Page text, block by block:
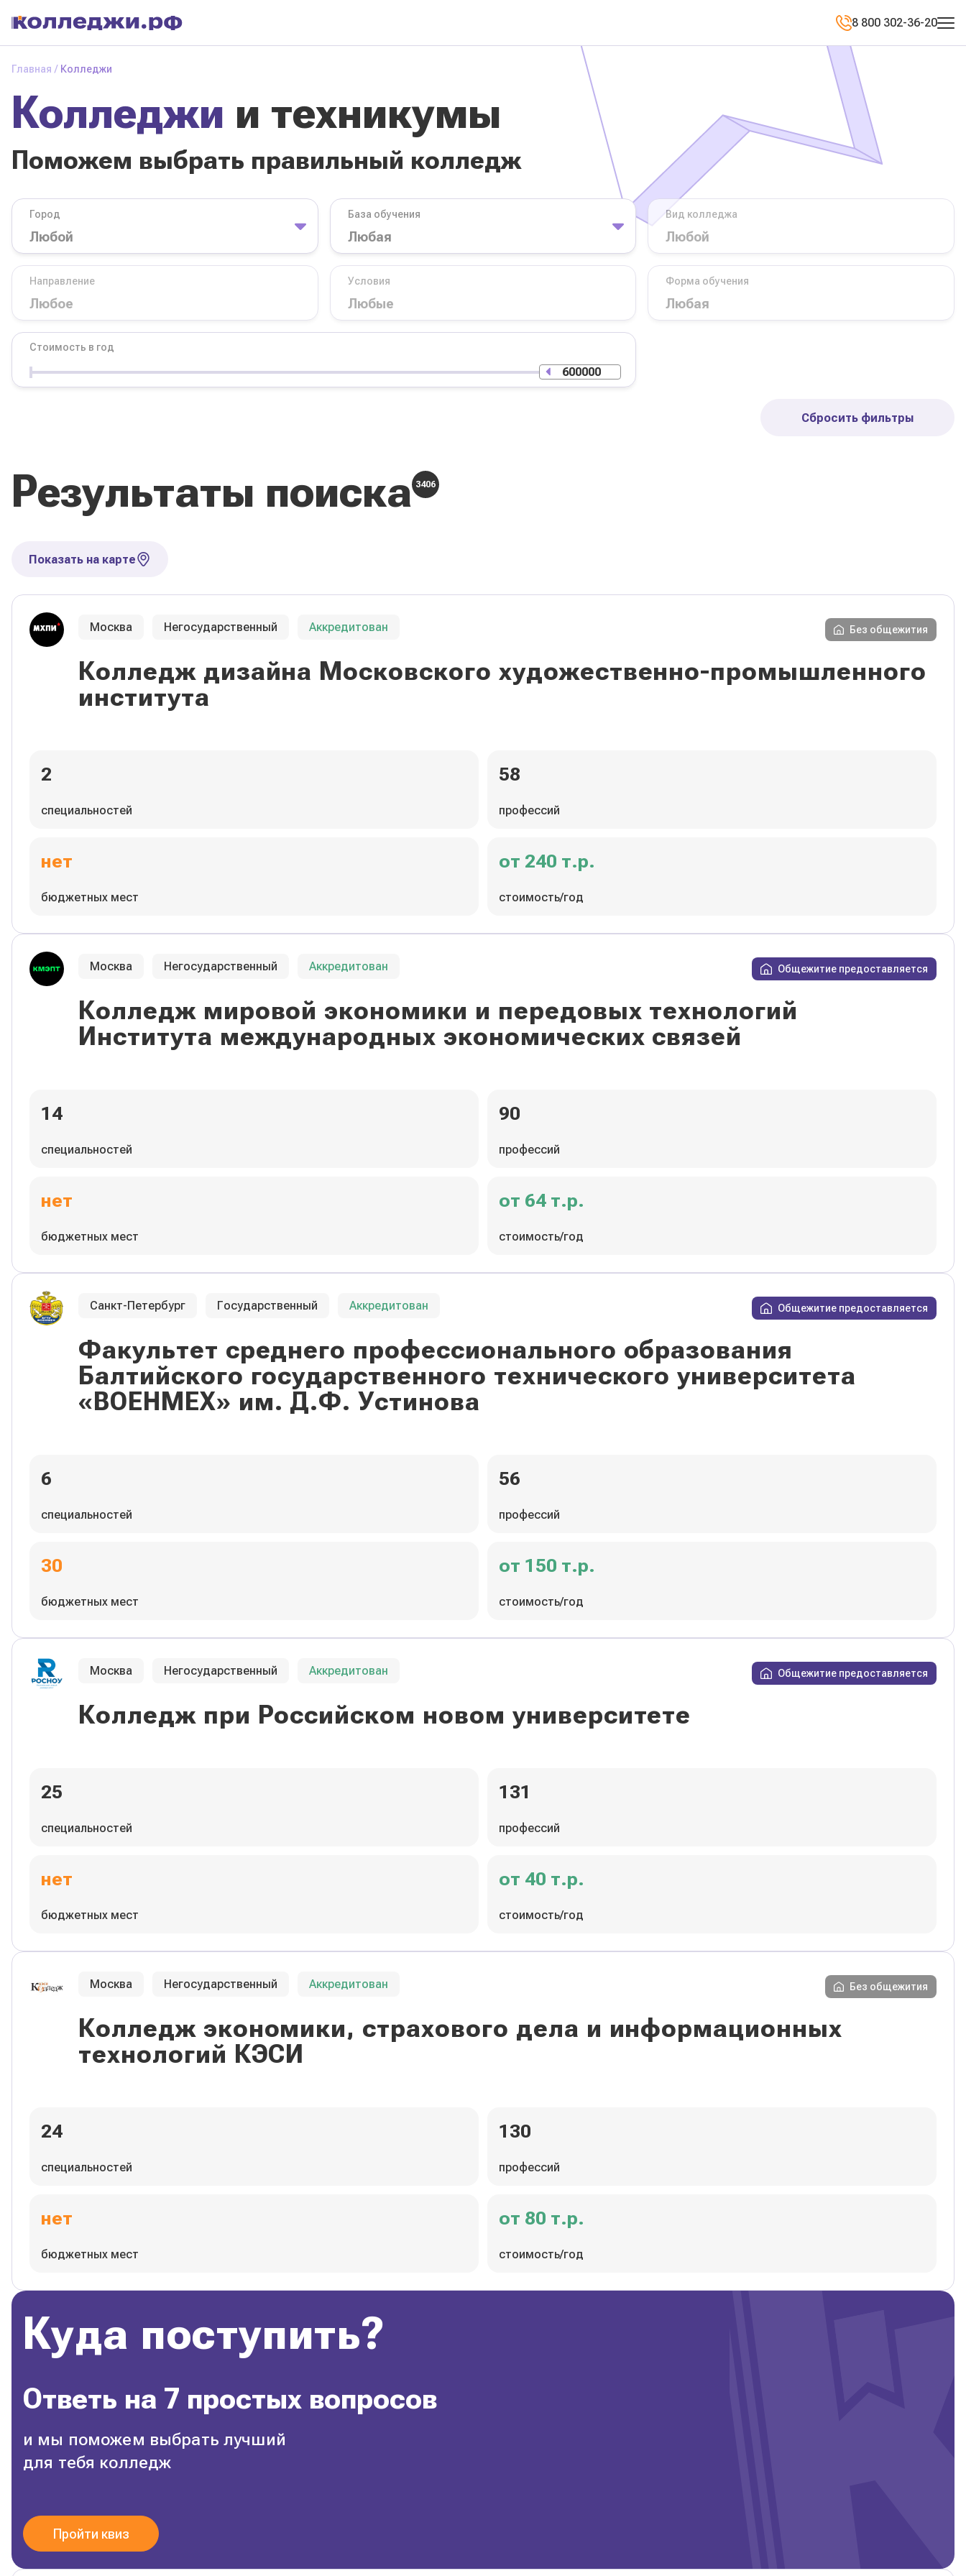
8 800 302-36-20
Главная Колледжи
Колледжи и техникумы
Поможем выбрать правильный колледж
Город База обучения Вид колледжа
Направление Условия Форма обучения
Стоимость в год
Сбросить фильтры
Результаты поиска 3406
Показать на карте
Москва Негосударственный Аккредитован Без общежития
Колледж дизайна Московского художественно-промышленного
института
2
специальностей
58
профессий
нет
бюджетных мест
от 240 т.р.
стоимость/год
Москва Негосударственный Аккредитован Общежитие предоставляется
Колледж мировой экономики и передовых технологий
Института международных экономических связей
14
специальностей
90
профессий
нет
бюджетных мест
от 64 т.р.
стоимость/год
Санкт-Петербург Государственный Аккредитован Общежитие предоставляется
Факультет среднего профессионального образования
Балтийского государственного технического университета
«ВОЕНМЕХ» им. Д.Ф. Устинова
6
специальностей
56
профессий
30
бюджетных мест
от 150 т.р.
стоимость/год
Москва Негосударственный Аккредитован Общежитие предоставляется
Колледж при Российском новом университете
25
специальностей
131
профессий
нет
бюджетных мест
от 40 т.р.
стоимость/год
Москва Негосударственный Аккредитован Без общежития
Колледж экономики, страхового дела и информационных
технологий КЭСИ
24
специальностей
130
профессий
нет
бюджетных мест
от 80 т.р.
стоимость/год
Куда поступить?
Ответь на 7 простых вопросов
и мы поможем выбрать лучший
для тебя колледж
Пройти квиз
Колледжии
техникумы
Поможем выбрать
правильный
колледж
Город
колледжа
Условия Форма обучения